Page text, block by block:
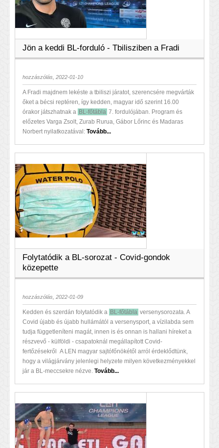
Jön a keddi BL-forduló - Tbilisziben a Fradi
hozzászólás, 2022-01-10
A Fradi majdnem lekéste a tbiliszi járatot, szerencsére megvárták
őket a bécsi reptéren, így kedden, magyar idő szerint 16.00
órakor játszhatnak a BL-főtábla 7. fordulójában. Program és
előzetes Varga Zsolt, Zurab Rurua, Gábor Lőrinc és Madaras
Norbert nyilatkozatával: Tovább...
Folytatódik a BL-sorozat - Covid-gondok
közepette
hozzászólás, 2022-01-09
Kedden és szerdán folytatódik a BL-főtábla versenysorozata. A
Covid újabb és újabb hullámától a versenysport, a vízilabda sem
tudja függetleníteni magát, innen is és onnan is hallani híreket a
részvevő - külföldi - csapatoknál megállapított Covid-
fertőzésekről A LEN magyar sajtófőnökétől arról érdeklődtünk,
hogy a világjárvány jelenlegi helyzete milyen következményekkel
jár a BL-meccsekre nézve. Tovább...